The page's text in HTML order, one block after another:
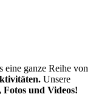
eine ganze Reihe von
Unsere
Fotos und Videos!